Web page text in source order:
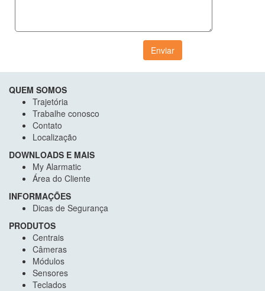
Enviar
QUEM SOMOS
Trajetória
Trabalhe conosco
Contato
Localização
DOWNLOADS E MAIS
My Alarmatic
Área do Cliente
INFORMAÇÕES
Dicas de Segurança
PRODUTOS
Centrais
Câmeras
Módulos
Sensores
Teclados